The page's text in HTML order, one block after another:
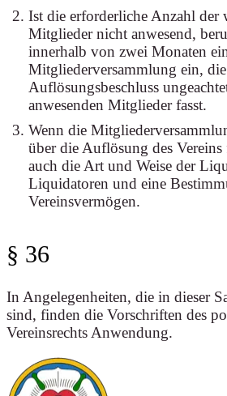
Ist die erforderliche Anzahl der
Mitglieder nicht anwesend,
innerhalb von zwei Monaten
Mitgliederversammlung ein,
Auflösungsbeschluss
anwesenden Mitglieder fasst.
Wenn die
über die Auflösung des Vereins
auch die Art und Weise der
Liquidatoren und eine
Vereinsvermögen.
§ 36
In Angelegenheiten, die in dieser
sind, finden die Vorschriften des
Vereinsrechts Anwendung.